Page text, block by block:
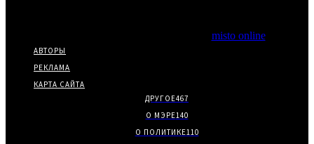
misto online
АВТОРЫ
РЕКЛАМА
КАРТА САЙТА
ДРУГОЕ467
О МЭРЕ140
О ПОЛИТИКЕ110